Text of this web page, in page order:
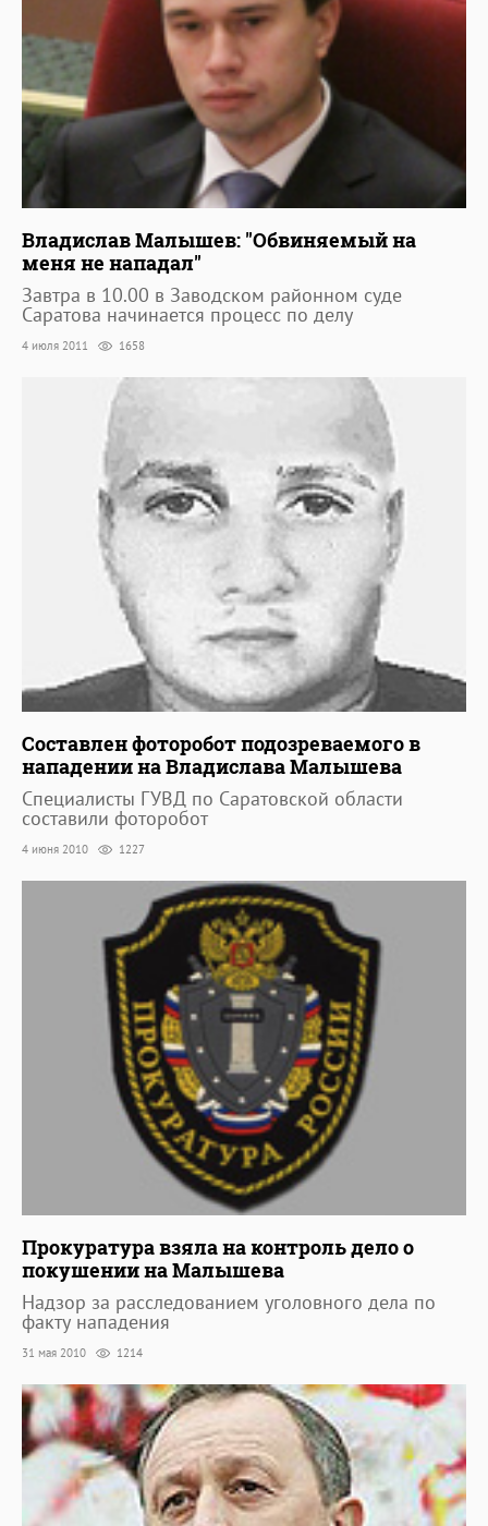
Владислав Малышев: "Обвиняемый на
меня не нападал"
Завтра в 10.00 в Заводском районном суде
Саратова начинается процесс по делу
4 июля 2011 1658
Составлен фоторобот подозреваемого в
нападении на Владислава Малышева
Специалисты ГУВД по Саратовской области
составили фоторобот
4 июня 2010 1227
Прокуратура взяла на контроль дело о
покушении на Малышева
Надзор за расследованием уголовного дела по
факту нападения
31 мая 2010 1214